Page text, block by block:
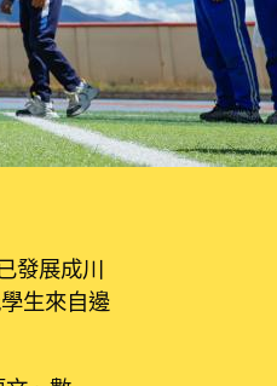
發展成川
生來自邊